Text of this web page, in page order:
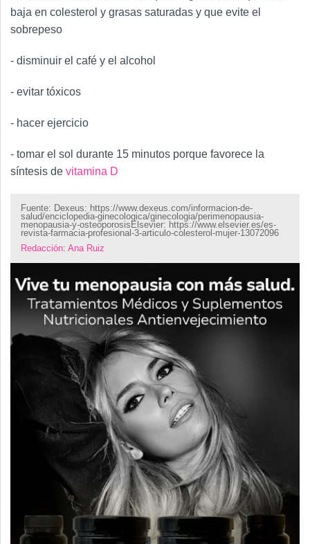
baja en colesterol y grasas saturadas y que evite el
sobrepeso
- disminuir el café y el alcohol
- evitar tóxicos
- hacer ejercicio
- tomar el sol durante 15 minutos porque favorece la
síntesis de vitamina D
Fuente: Dexeus: https://www.dexeus.com/informacion-de-
salud/enciclopedia-ginecologica/ginecologia/perimenopausia-
menopausia-y-osteoporosisElsevier: https://www.elsevier.es/es-
revista-farmacia-profesional-3-articulo-colesterol-mujer-13072096
Redacción: Ana Ruiz